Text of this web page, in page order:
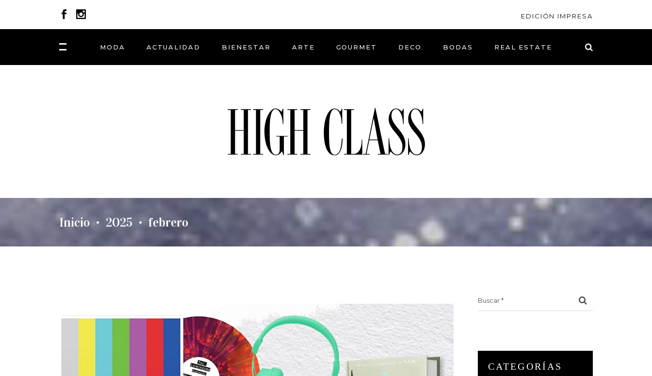
EDICIÓN IMPRESA
MODA ACTUALIDAD BIENESTAR ARTE GOURMET DECO BODAS REAL ESTATE
Inicio • 2025 • febrero
CATEGORÍAS